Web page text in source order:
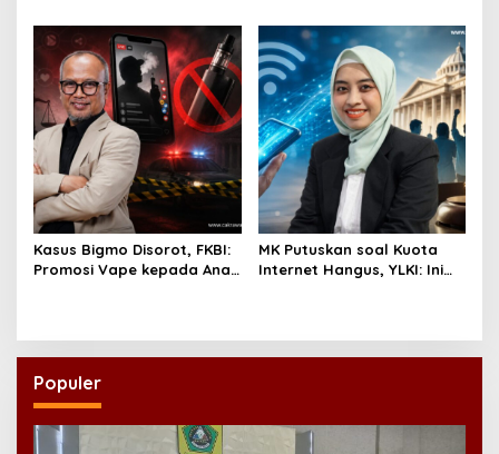
Dinilai Penting Hadapi
Bonus Demografi
Kasus Bigmo Disorot, FKBI:
Promosi Vape kepada Anak
MK Putuskan soal Kuota
Internet Hangus, YLKI: Ini
Populer